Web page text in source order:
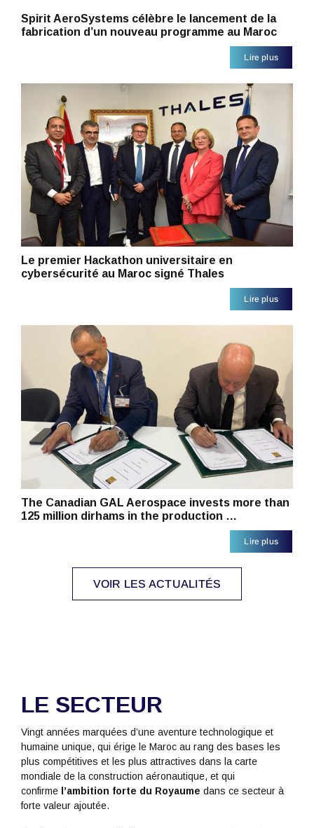
Spirit AeroSystems célèbre le lancement de la
fabrication d’un nouveau programme au Maroc
Lire plus
Le premier Hackathon universitaire en
cybersécurité au Maroc signé Thales
Lire plus
The Canadian GAL Aerospace invests more than
125 million dirhams in the production …
Lire plus
VOIR LES ACTUALITÉS
LE SECTEUR
Vingt années marquées d’une aventure technologique et
humaine unique, qui érige le Maroc au rang des bases les
plus compétitives et les plus attractives dans la carte
mondiale de la construction aéronautique, et qui
confirme l’ambition forte du Royaume dans ce secteur à
forte valeur ajoutée.